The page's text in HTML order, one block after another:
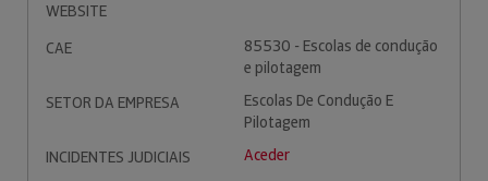
WEBSITE
CAE
85530 - Escolas de condução
e pilotagem
SETOR DA EMPRESA
Escolas De Condução E
Pilotagem
INCIDENTES JUDICIAIS
Aceder